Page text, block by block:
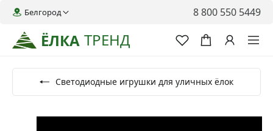
ЁЛКА ТРЕНД
Белгород 8 800 550 5449
Светодиодные игрушки для уличных ёлок